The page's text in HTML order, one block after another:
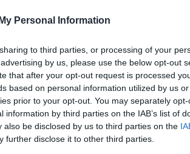
Personal Information
to third parties, or processing of your
by us, please use the below opt-out
that after your opt-out request is processed
based on personal information utilized by us
prior to your opt-out. You may separately
by third parties on the IAB’s list of
be disclosed by us to third parties on the
further disclose it to other third parties.
αναβάθμισης κατοικιών
σήμερα το υπουργείο
εκ των οποίων 40.145